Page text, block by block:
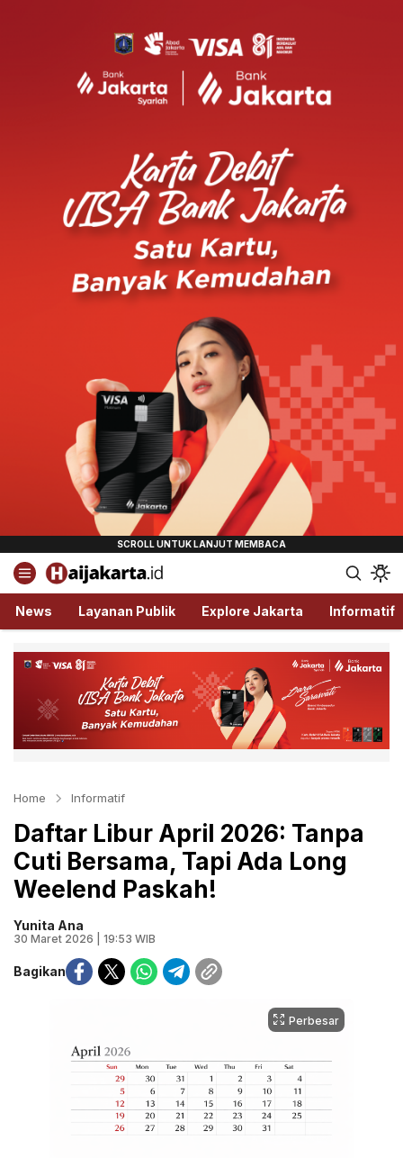
Haijakarta.id
Semua Tentang Jakarta Ada Disini!
News Layanan Publik Explore Jakarta Informatif
Home Informatif
Daftar Libur April 2026: Tanpa
Cuti Bersama, Tapi Ada Long
Weelend Paskah!
Yunita Ana
30 Maret 2026 | 19:53 WIB
Bagikan
Perbesar